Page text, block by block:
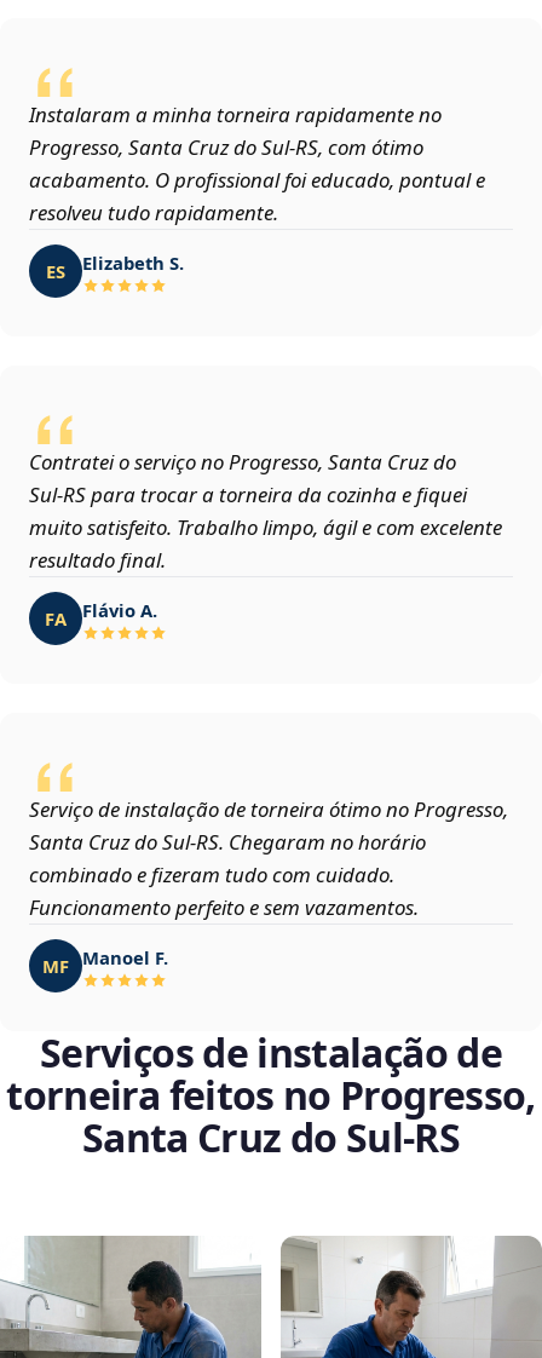
Instalaram a minha torneira rapidamente no
Progresso, Santa Cruz do Sul‑RS, com ótimo
acabamento. O profissional foi educado, pontual e
resolveu tudo rapidamente.
ES Elizabeth S.
Contratei o serviço no Progresso, Santa Cruz do
Sul‑RS para trocar a torneira da cozinha e fiquei
muito satisfeito. Trabalho limpo, ágil e com excelente
resultado final.
FA Flávio A.
Serviço de instalação de torneira ótimo no Progresso,
Santa Cruz do Sul‑RS. Chegaram no horário
combinado e fizeram tudo com cuidado.
Funcionamento perfeito e sem vazamentos.
MF Manoel F.
Serviços de instalação de
torneira feitos no Progresso,
Santa Cruz do Sul‑RS